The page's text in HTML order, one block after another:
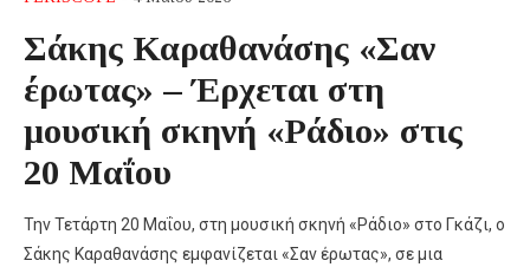
Σάκης Καραθανάσης «Σαν
έρωτας» – Έρχεται στη
μουσική σκηνή «Ράδιο» στις
20 Μαΐου
Την Τετάρτη 20 Μαΐου, στη μουσική σκηνή «Ράδιο» στο Γκάζι, ο
Σάκης Καραθανάσης εμφανίζεται «Σαν έρωτας», σε μια